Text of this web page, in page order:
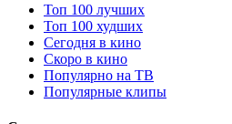
Топ 100 лучших
Топ 100 худших
Сегодня в кино
Скоро в кино
Популярно на ТВ
Популярные клипы